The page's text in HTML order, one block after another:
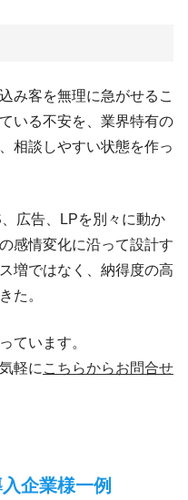
み客を無理に急がせるこ
いる不安を、業界特有の
相談しやすい状態を作っ
広告、LPを別々に動か
感情変化に沿って設計す
増ではなく、納得度の高
た。
ています。
軽に こちらからお問合せ
企業様一例